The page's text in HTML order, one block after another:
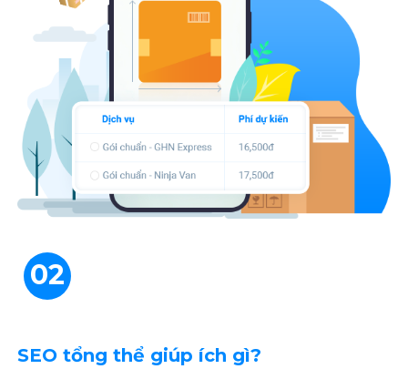
02
SEO tổng thể giúp ích gì?